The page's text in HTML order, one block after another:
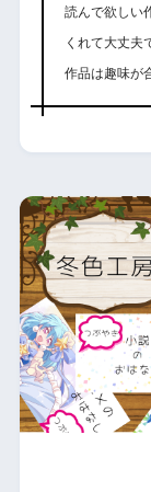
読んで欲しい
くれて大丈夫
作品は趣味が